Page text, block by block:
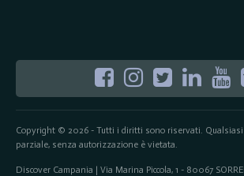
Copyright © 2026 - Tutti i diritti sono riservati. Qualsiasi
parziale, senza autorizzazione è vietata.
Discover Campania | Via Marina Piccola, 1 - 80067